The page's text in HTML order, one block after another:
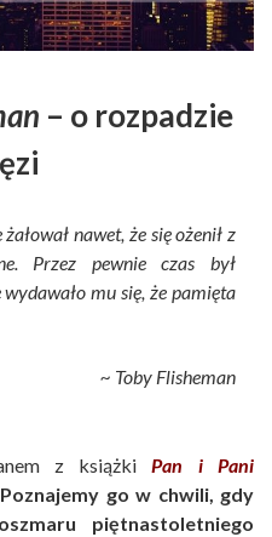
– o rozpadzie
nawet, że się ożenił z
Przez pewnie czas był
mu się, że pamięta
~ Toby Flisheman
z książkiPan i Pani
Poznajemy go w chwili, gdy
piętnastoletniego